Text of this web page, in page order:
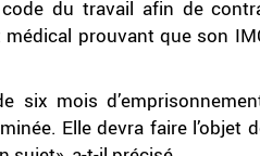
du travail afin de
prouvant que son
six mois
Elle devra faire l’objet